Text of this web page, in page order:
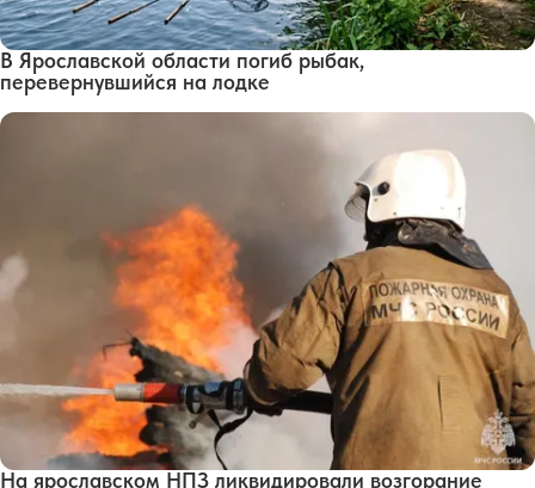
В Ярославской области погиб рыбак,
перевернувшийся на лодке
На ярославском НПЗ ликвидировали возгорание